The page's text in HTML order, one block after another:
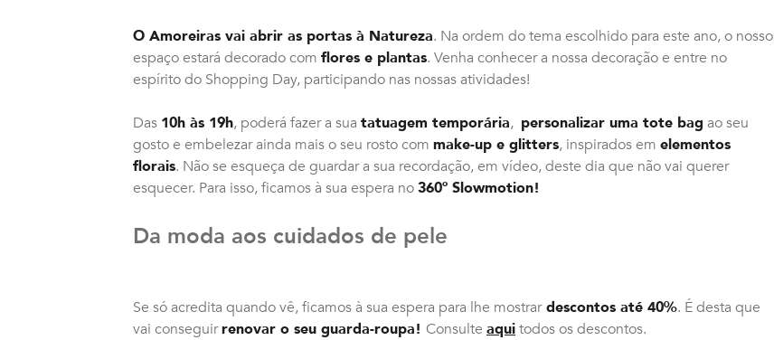
O Amoreiras vai abrir as portas à Natureza. Na ordem do tema escolhido para este ano, o nosso
espaço estará decorado com flores e plantas. Venha conhecer a nossa decoração e entre no
espírito do Shopping Day, participando nas nossas atividades!
Das 10h às 19h, poderá fazer a sua tatuagem temporária, personalizar uma tote bag ao seu
gosto e embelezar ainda mais o seu rosto com make-up e glitters, inspirados em elementos
florais. Não se esqueça de guardar a sua recordação, em vídeo, deste dia que não vai querer
esquecer. Para isso, ficamos à sua espera no360º Slowmotion!
Da moda aos cuidados de pele
Se só acredita quando vê, ficamos à sua espera para lhe mostrardescontos até 40%. É desta que
vai conseguirrenovar o seu guarda-roupa! Consulte aquitodos os descontos.